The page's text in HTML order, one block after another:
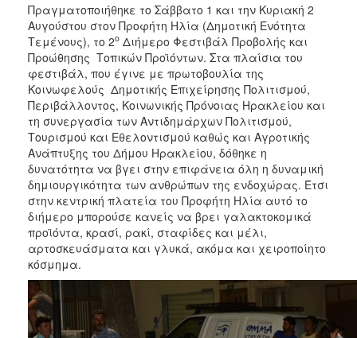
2012
2011
2010
2006
ΤΟΠΟΣ
ΠΟΛΙΤΙΣΜΟΣ
ΑΝΘΕΚΤΙΚΗ
ΠΟΛΗ
Πραγματοποιήθηκε το Σάββατο 1 και την Κυριακή 2
Αυγούστου στον Προφήτη Ηλία (Δημοτική Ενότητα
Τεμένους), το 2ο Διήμερο Φεστιβάλ Προβολής και
Προώθησης Τοπικών Προϊόντων. Στα πλαίσια του
φεστιβάλ, που έγινε με πρωτοβουλία της
Κοινωφελούς Δημοτικής Επιχείρησης Πολιτισμού,
Περιβάλλοντος, Κοινωνικής Πρόνοιας Ηρακλείου και
τη συνεργασία των Αντιδημάρχων Πολιτισμού,
Τουρισμού και Εθελοντισμού καθώς και Αγροτικής
Ανάπτυξης του Δήμου Ηρακλείου, δόθηκε η
δυνατότητα να βγει στην επιφάνεια όλη η δυναμική
δημιουργικότητα των ανθρώπων της ενδοχώρας. Έτσι
στην κεντρική πλατεία του Προφήτη Ηλία αυτό το
διήμερο μπορούσε κανείς να βρει γαλακτοκομικά
προϊόντα, κρασί, ρακί, σταφίδες και μέλι,
αρτοσκευάσματα και γλυκά, ακόμα και χειροποίητο
κόσμημα.